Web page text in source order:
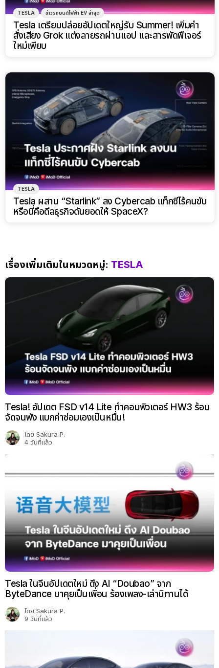
TESLA ข่าวรถยนต์ไฟฟ้า EV ล่าสุด
Tesla เตรียมปล่อยอัปเดตใหญ่รับ Summer! เพิ่มคำ
สั่งเสียง Grok แต่งลายรถผ่านแอป และสารพัดฟีเจอร์
ใหม่เพียบ
TESLA
Tesla ผสาน “Starlink” ลง Cybercab แท็กซี่ไร้คนขับ
หรือนี่คือดีลธุรกิจดันยอดให้ SpaceX?
เรื่องเพิ่มเติมในหมวดหมู่: TESLA
Tesla! อัปเดต FSD v14 Lite ทำคอมพิวเตอร์ HW3 ร้อน
จัดจนพัง แบกค่าซ่อมเองเป็นหมื่น!
โดย Sakura P.
4 วันที่แล้ว
Tesla ในจีนอัปเดตใหม่ ดึง AI “Doubao” จาก
ByteDance มาคุยเป็นเพื่อน ร้องเพลง-เล่านิทานได้
โดย Sakura P.
9 วันที่แล้ว